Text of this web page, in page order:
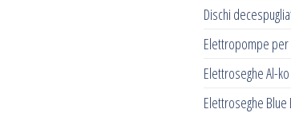
Dischi
Elettropompe per
Elettroseghe Al-ko
Elettroseghe Blue